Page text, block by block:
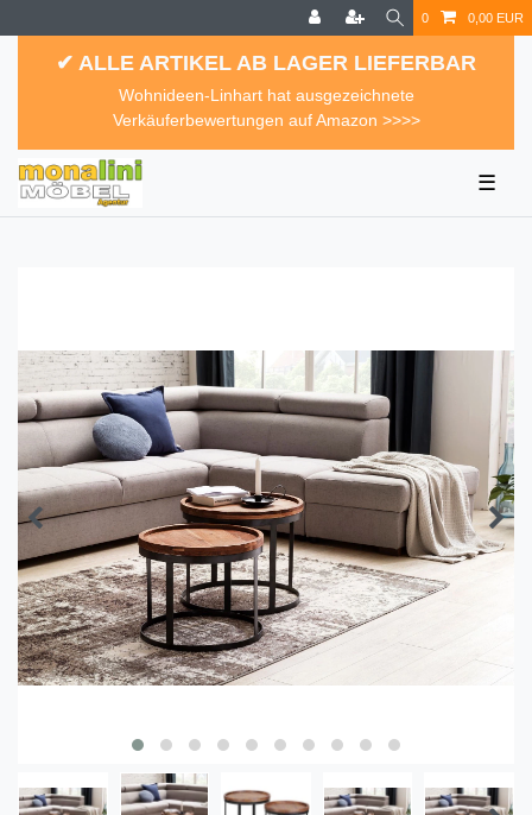
0 0,00 EUR
✔ ALLE ARTIKEL AB LAGER LIEFERBAR
Wohnideen-Linhart hat ausgezeichnete
Verkäuferbewertungen auf Amazon >>>>
☰